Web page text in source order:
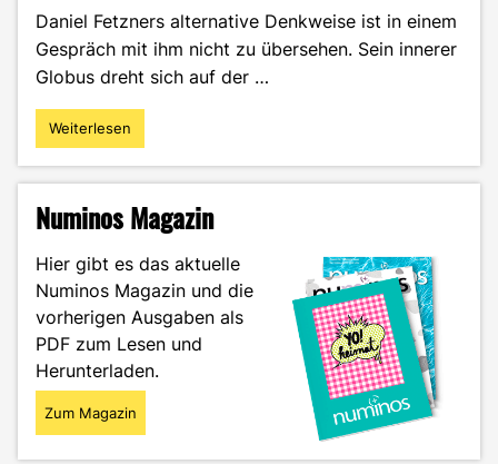
Daniel Fetzners alternative Denkweise ist in einem
Gespräch mit ihm nicht zu übersehen. Sein innerer
Globus dreht sich auf der …
"Prof.
Fetzners
durch
zum
Ziel"
Weiterlesen
Numinos Magazin
Hier gibt es das aktuelle
Numinos Magazin und die
vorherigen Ausgaben als
PDF zum Lesen und
Herunterladen.
Zum Magazin